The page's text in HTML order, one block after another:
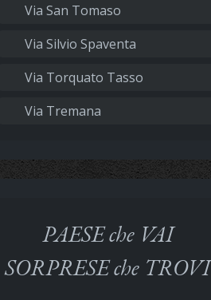
Via San Tomaso
Via Silvio Spaventa
Via Torquato Tasso
Via Tremana
PAESE che VAI
SORPRESE che TROVI